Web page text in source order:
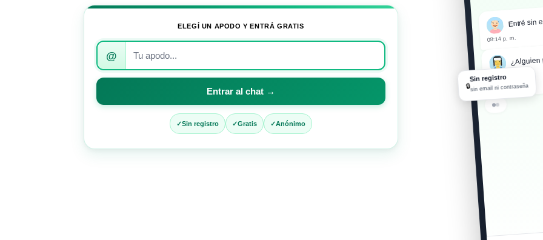
ELEGÍ UN APODO Y ENTRÁ GRATIS
Introduce
apodo
para
al
@
Entrar al chat →
Sin registro Gratis Anónimo
Entré sin
08:14 p. m.
tranquila? ☕
08:14 p. m.
🔒
Sin registro
sin email ni contraseña